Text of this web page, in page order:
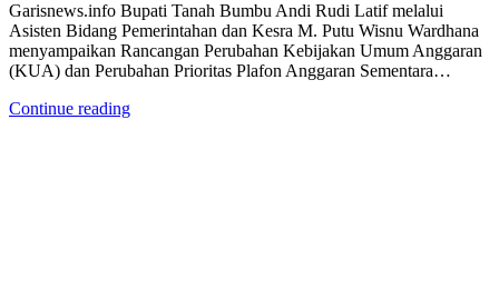
Garisnews.info Bupati Tanah Bumbu Andi Rudi Latif melalui
Asisten Bidang Pemerintahan dan Kesra M. Putu Wisnu Wardhana
menyampaikan Rancangan Perubahan Kebijakan Umum Anggaran
(KUA) dan Perubahan Prioritas Plafon Anggaran Sementara…
Continue reading